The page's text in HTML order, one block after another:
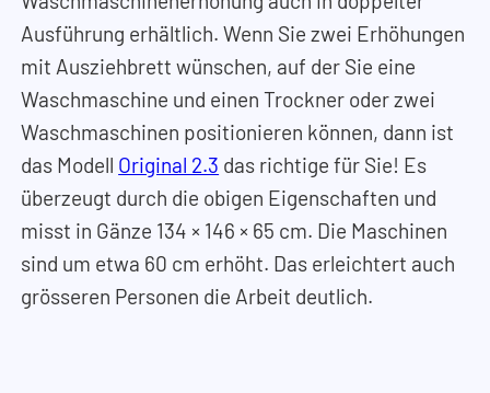
Ausführung erhältlich. Wenn Sie zwei Erhöhungen
mit Ausziehbrett wünschen, auf der Sie eine
Waschmaschine und einen Trockner oder zwei
Waschmaschinen positionieren können, dann ist
das Modell Original 2.3 das richtige für Sie! Es
überzeugt durch die obigen Eigenschaften und
misst in Gänze 134 × 146 × 65 cm. Die Maschinen
sind um etwa 60 cm erhöht. Das erleichtert auch
grösseren Personen die Arbeit deutlich.